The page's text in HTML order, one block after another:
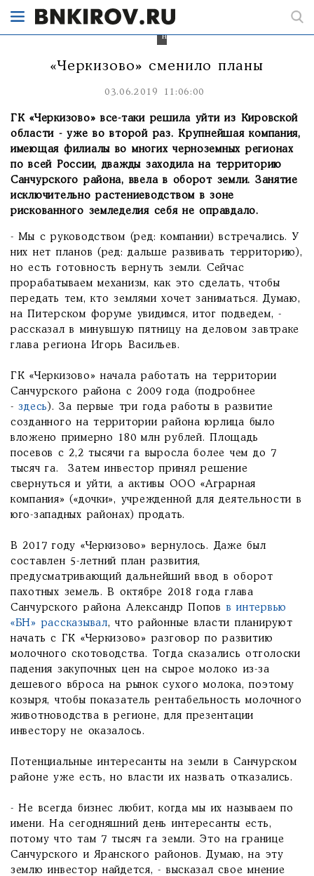
оказалось
нерентабельным.
«Черкизово» сменило планы
03.06.2019 11:06:00
ГК «Черкизово» все-таки решила уйти из Кировской
области - уже во второй раз. Крупнейшая компания,
имеющая филиалы во многих черноземных регионах
по всей России, дважды заходила на территорию
Санчурского района, ввела в оборот земли. Занятие
исключительно растениеводством в зоне
рискованного земледелия себя не оправдало.
- Мы с руководством (ред: компании) встречались. У
них нет планов (ред: дальше развивать территорию),
но есть готовность вернуть земли. Сейчас
прорабатываем механизм, как это сделать, чтобы
передать тем, кто землями хочет заниматься. Думаю,
на Питерском форуме увидимся, итог подведем, -
рассказал в минувшую пятницу на деловом завтраке
глава региона Игорь Васильев.
ГК «Черкизово» начала работать на территории
Санчурского района с 2009 года (подробнее
-здесь ). За первые три года работы в развитие
созданного на территории района юрлица было
вложено примерно 180 млн рублей. Площадь
посевов с 2,2 тысячи га выросла более чем до 7
тысяч га. Затем инвестор принял решение
свернуться и уйти, а активы ООО «Аграрная
компания» («дочки», учрежденной для деятельности в
юго-западных районах) продать.
В 2017 году «Черкизово» вернулось. Даже был
составлен 5-летний план развития,
предусматривающий дальнейший ввод в оборот
пахотных земель. В октябре 2018 года глава
Санчурского района Александр Попов
в интервью
«БН» рассказывал, что районные власти планируют
начать с ГК «Черкизово» разговор по развитию
молочного скотоводства. Тогда сказались отголоски
падения закупочных цен на сырое молоко из-за
дешевого вброса на рынок сухого молока, поэтому
козыря, чтобы показатель рентабельность молочного
животноводства в регионе, для презентации
инвестору не оказалось.
Потенциальные интересанты на земли в Санчурском
районе уже есть, но власти их назвать отказались.
- Не всегда бизнес любит, когда мы их называем по
имени. На сегодняшний день интересанты есть,
потому что там 7 тысяч га земли. Это на границе
Санчурского и Яранского районов. Думаю, на эту
землю инвестор найдется, - высказал свое мнение